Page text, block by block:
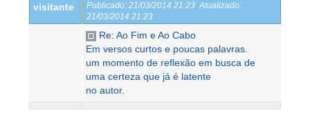
visitante Publicado: 21/03/2014 21:23 Atualizado:
21/03/2014 21:23
Re: Ao Fim e Ao Cabo
Em versos curtos e poucas palavras.
um momento de reflexão em busca de
uma certeza que já é latente
no autor.